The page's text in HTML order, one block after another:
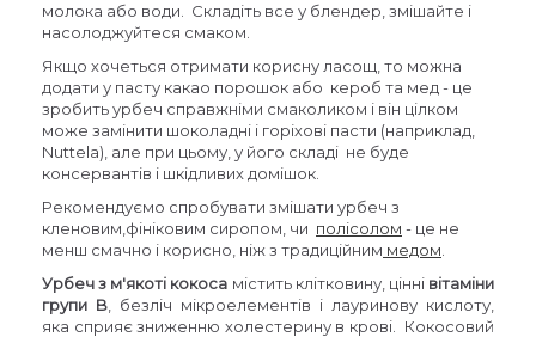
молока або води. Складіть все у блендер, змішайте і
насолоджуйтеся смаком.
Якщо хочеться отримати корисну ласощ, то можна
додати у пасту какао порошок або кероб та мед - це
зробить урбеч справжніми смаколиком і він цілком
може замінити шоколадні і горіхові пасти (наприклад,
Nuttela), але при цьому, у його складі не буде
консервантів і шкідливих домішок.
Рекомендуємо спробувати змішати урбеч з
кленовим,фініковим сиропом, чи полісолом - це не
менш смачно і корисно, ніж з традиційним медом
Урбеч з м'якоті кокоса містить клітковину, цінні вітаміни
групи B , безліч мікроелементів і лауринову кислоту,
яка сприяє зниженню холестерину в крові. Кокосовий